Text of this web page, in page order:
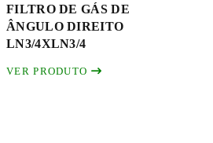
FILTRO DE GÁS DE
ÂNGULO DIREITO
LN3/4XLN3/4
VER PRODUTO